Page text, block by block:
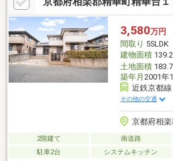
3,580万円
間取り 5SLDK
建物面積
土地面積
築年月 2001年
近鉄京都
その他の交通
京都府相
2階建て 南道路
駐車2台
システムキッチン